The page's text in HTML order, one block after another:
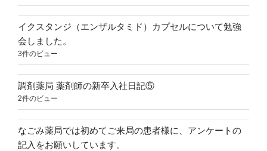
イクスタンジ（エンザルタミド）カプセルについて勉強
会しました。
3件のビュー
調剤薬局 薬剤師の新卒入社日記⑤
2件のビュー
なごみ薬局では初めてご来局の患者様に、アンケートの
記入をお願いしています。